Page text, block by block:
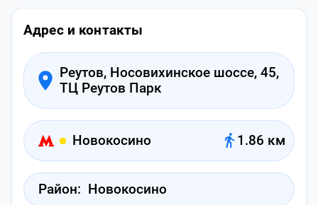
Адрес и контакты
Реутов, Носовихинское шоссе, 45,
ТЦ Реутов Парк
Новокосино 1.86 км
Район: Новокосино